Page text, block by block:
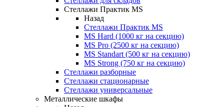
Стеллажи Практик MS
Назад
Стеллажи Практик MS
MS Hard (1000 кг на секцию)
MS Pro (2500 кг на секцию)
MS Standart (500 кг на секцию)
MS Strong (750 кг на секцию)
Стеллажи разборные
Стеллажи стационарные
Стеллажи универсальные
Металлические шкафы